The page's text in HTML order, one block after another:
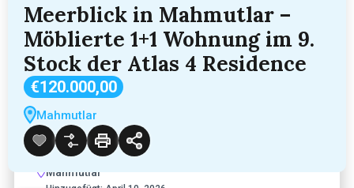
Meerblick in Mahmutlar –
Möblierte 1+1 Wohnung im 9.
Stock der Atlas 4 Residence
€120.000,00
Mahmutlar
Meerblick in Mahmutlar – Möblierte
1+1 Wohnung im 9. Stock der Atlas 4
Residence
Mahmutlar